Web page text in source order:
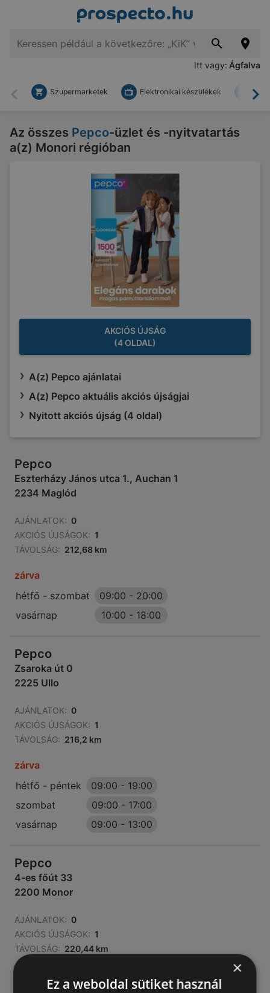
Itt vagy: Ágfalva
Vissza
Szupermarketek Elektronikai készülékek
Az összes Pepco-üzlet és -nyitvatartás
a(z) Monori régióban
AKCIÓS ÚJSÁG
(4 OLDAL)
A(z) Pepco ajánlatai
A(z) Pepco aktuális akciós újságjai
Nyitott akciós újság (4 oldal)
Pepco
Eszterházy János utca 1., Auchan 1
2234 Maglód
AJÁNLATOK: 0
AKCIÓS ÚJSÁGOK: 1
TÁVOLSÁG: 212,68 km
zárva
hétfő - szombat
09:00 - 20:00
vasárnap
10:00 - 18:00
Pepco
Zsaroka út 0
2225 Ullo
AJÁNLATOK: 0
AKCIÓS ÚJSÁGOK: 1
TÁVOLSÁG: 216,2 km
zárva
hétfő - péntek
09:00 - 19:00
szombat
09:00 - 17:00
vasárnap
09:00 - 13:00
Pepco
4-es főút 33
2200 Monor
AJÁNLATOK: 0
AKCIÓS ÚJSÁGOK: 1
TÁVOLSÁG: 220,44 km
×
Ez a weboldal sütiket használ